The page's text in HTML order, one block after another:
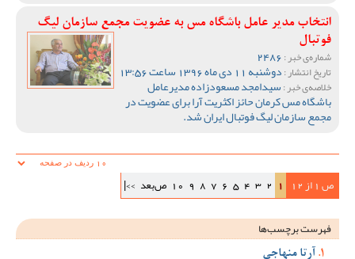
انتخاب مدیر عامل باشگاه مس به عضویت مجمع سازمان لیگ
فوتبال
شماره‌ی خبر :
تاریخ انتشار :دوشنبه 11 دی ماه 1396 ساعت 13:56
خلاصه‌ی خبر :سیدامجد مسعودزاده مدیرعامل
باشگاه مس کرمان حائز اکثریت آرا برای عضویت در
مجمع سازمان لیگ فوتبال ایران شد.
ص 1 از 12 1
2
3
4
5
6
7
8
9
10 ص‌بعد >>|
فهرست برچسب‌ها
آرتا منهاجی